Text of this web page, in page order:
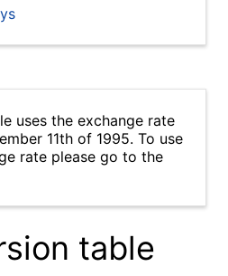
uses the exchange rate
11th of 1995. To use
rate please go to the
table